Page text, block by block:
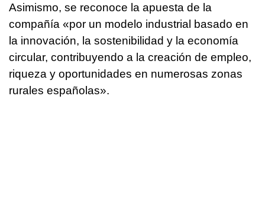
Asimismo, se reconoce la apuesta de la
compañía «por un modelo industrial basado en
la innovación, la sostenibilidad y la economía
circular, contribuyendo a la creación de empleo,
riqueza y oportunidades en numerosas zonas
rurales españolas».